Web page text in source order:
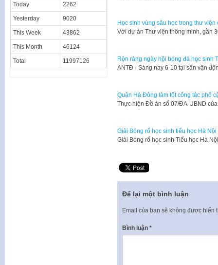
Học sinh vùng sâu học trong thư viện
​Với dự án Thư viện thông minh, gần
Rộn ràng ngày hội bóng đá học sinh
​ANTĐ - Sáng nay 6-10 tại sân vận
Quận Hà Đông làm tốt công tác phổ
Thực hiện Đề án số 07/ĐA-UBND
Giải Bóng rổ học sinh tiểu học Hà
Giải Bóng rổ học sinh Tiểu học Hà
Để lại một bình luận
Email của bạn sẽ không được hiển
Bình luận *
Today 2262
Yesterday 9020
This Week 43862
This Month 46124
Total 11997126